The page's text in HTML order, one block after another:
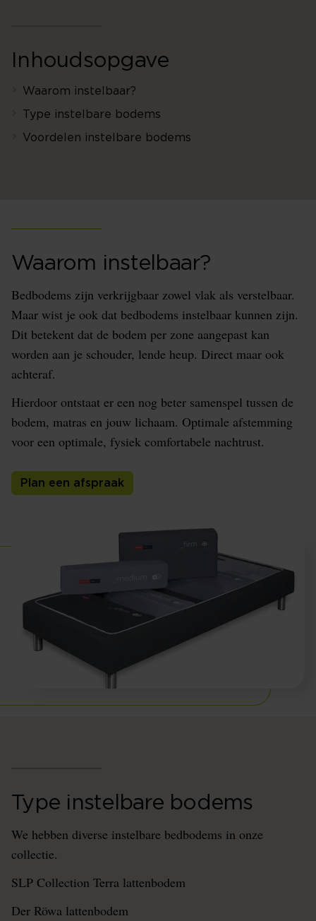
Inhoudsopgave
Waarom instelbaar?
Type instelbare bodems
Voordelen instelbare bodems
Waarom instelbaar?
Bedbodems zijn verkrijgbaar zowel vlak als verstelbaar.
Maar wist je ook dat bedbodems instelbaar kunnen zijn.
Dit betekent dat de bodem per zone aangepast kan
worden aan je schouder, lende heup. Direct maar ook
achteraf.
Hierdoor ontstaat er een nog beter samenspel tussen de
bodem, matras en jouw lichaam. Optimale afstemming
voor een optimale, fysiek comfortabele nachtrust.
Plan een afspraak
Type instelbare bodems
We hebben diverse instelbare bedbodems in onze
collectie.
SLP Collection Terra lattenbodem
Der Röwa lattenbodem